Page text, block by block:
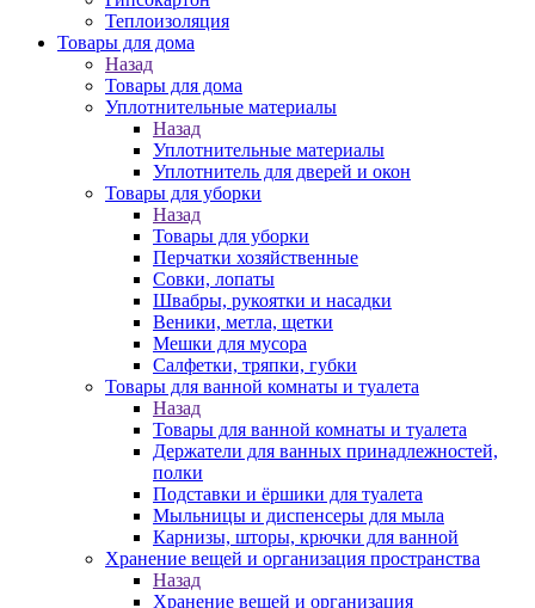
Теплоизоляция
Товары для дома
Назад
Товары для дома
Уплотнительные материалы
Назад
Уплотнительные материалы
Уплотнитель для дверей и окон
Товары для уборки
Назад
Товары для уборки
Перчатки хозяйственные
Совки, лопаты
Швабры, рукоятки и насадки
Веники, метла, щетки
Мешки для мусора
Салфетки, тряпки, губки
Товары для ванной комнаты и туалета
Назад
Товары для ванной комнаты и туалета
Держатели для ванных принадлежностей,
полки
Подставки и ёршики для туалета
Мыльницы и диспенсеры для мыла
Карнизы, шторы, крючки для ванной
Хранение вещей и организация пространства
Назад
Хранение вещей и организация